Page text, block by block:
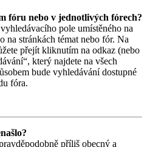
fóru nebo v jednotlivých fórech?
pole umístěného na
na stránkách témat nebo fór. Na
přejít kliknutím na odkaz (nebo
který najdete na všech
bude vyhledávání dostupné
fóra.
příliš obecný a